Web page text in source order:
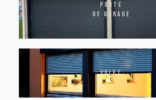
Porte
de garage
volet